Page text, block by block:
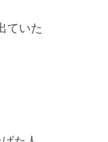
ていた